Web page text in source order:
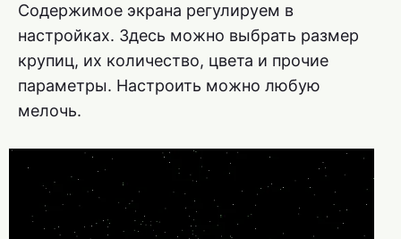
Содержимое экрана регулируем в
настройках. Здесь можно выбрать размер
крупиц, их количество, цвета и прочие
параметры. Настроить можно любую
мелочь.